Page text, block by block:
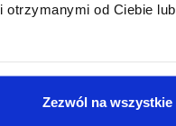
otrzymanymi od Ciebie lub
Zezwól na wszystkie